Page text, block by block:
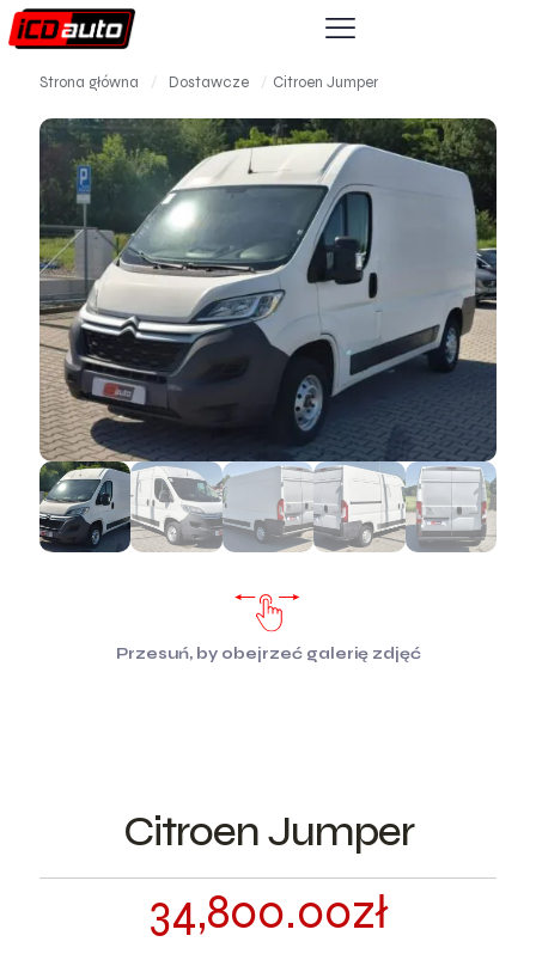
Strona główna / Dostawcze / Citroen Jumper
Przesuń, by obejrzeć galerię zdjęć
Citroen Jumper
34,800.00zł